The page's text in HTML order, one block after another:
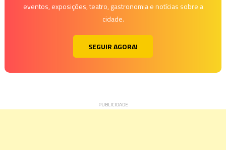
eventos, exposições, teatro, gastronomia e notícias sobre a
cidade.
SEGUIR AGORA!